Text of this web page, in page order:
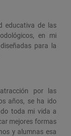
educativa de las
en mi
para la
por las
años, se ha ido
toda mi vida a
mejores formas
y alumnas esa